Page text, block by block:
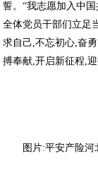
誓。“我志愿加入中
全体党员干部们立足
求自己,不忘初心,奋
搏奉献,开启新征程,迎
图片:平安产险河